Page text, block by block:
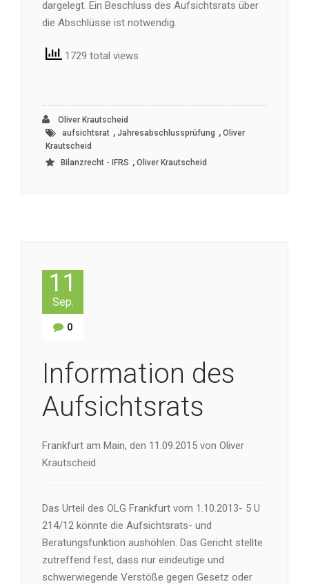
dargelegt. Ein Beschluss des Aufsichtsrats über
die Abschlüsse ist notwendig.
1729 total views
Oliver Krautscheid
aufsichtsrat , Jahresabschlussprüfung , Oliver
Krautscheid
Bilanzrecht - IFRS , Oliver Krautscheid
11
Sep.
0
Information des
Aufsichtsrats
Frankfurt am Main, den 11.09.2015 von Oliver
Krautscheid
Das Urteil des OLG Frankfurt vom 1.10.2013- 5 U
214/12 könnte die Aufsichtsrats- und
Beratungsfunktion aushöhlen. Das Gericht stellte
zutreffend fest, dass nur eindeutige und
schwerwiegende Verstöße gegen Gesetz oder